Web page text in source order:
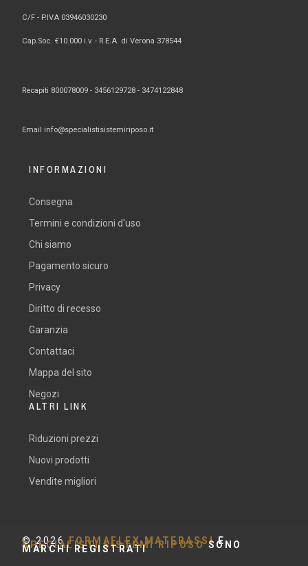
C/F - P.IVA 03946030230
Cap.Soc. €10.000 i.v. - R.E.A. di Verona 378544
Recapiti 800078009 - 3456129728 - 3474122848
Email info@specialistisistemiriposo.it
INFORMAZIONI
Consegna
Termini e condizioni d'uso
Chi siamo
Pagamento sicuro
Privacy
Diritto di recesso
Garanzia
Contattaci
Mappa del sito
Negozi
ALTRI LINK
Riduzioni prezzi
Nuovi prodotti
Vendite migliori
©2026 FORMAFLEX MATERASSIE
SPECIALISTI SISTEMI RIPOSOSONO
MARCHI REGISTRATI